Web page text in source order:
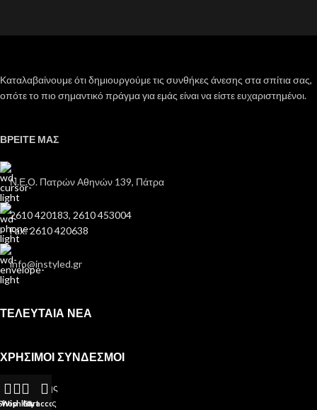
Καταλαβαίνουμε ότι δημιουργούμε τις συνθήκες άνεσης στα σπίτια σας,
οπότε το πιο σημαντικό πράγμα για εμάς είναι να είστε ευχαριστημένοι.
ΒΡΕΙΤΕ ΜΑΣ
Ν.Ε.Ο. Πατρών Αθηνών 139, Πάτρα
2610 420183, 2610 453004
Fax: 2610 420638
info@instyled.gr
ΤΕΛΕΥΤΑΙΑ ΝΕΑ
ΧΡΗΣΙΜΟΙ ΣΥΝΔΕΣΜΟΙ
Όροι Χρήσης
Όροι Αγοράς
Wishlist
Cart
My account